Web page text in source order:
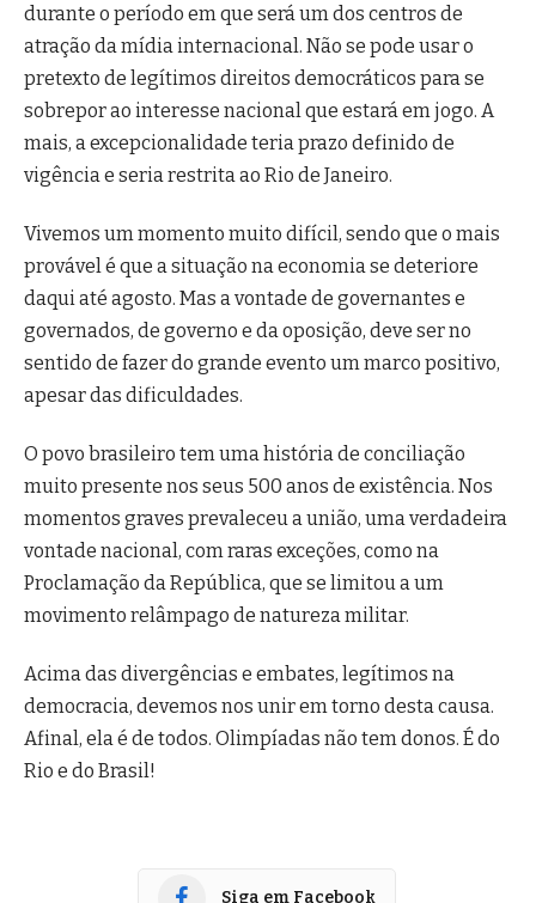
durante o período em que será um dos centros de
atração da mídia internacional. Não se pode usar o
pretexto de legítimos direitos democráticos para se
sobrepor ao interesse nacional que estará em jogo. A
mais, a excepcionalidade teria prazo definido de
vigência e seria restrita ao Rio de Janeiro.
Vivemos um momento muito difícil, sendo que o mais
provável é que a situação na economia se deteriore
daqui até agosto. Mas a vontade de governantes e
governados, de governo e da oposição, deve ser no
sentido de fazer do grande evento um marco positivo,
apesar das dificuldades.
O povo brasileiro tem uma história de conciliação
muito presente nos seus 500 anos de existência. Nos
momentos graves prevaleceu a união, uma verdadeira
vontade nacional, com raras exceções, como na
Proclamação da República, que se limitou a um
movimento relâmpago de natureza militar.
Acima das divergências e embates, legítimos na
democracia, devemos nos unir em torno desta causa.
Afinal, ela é de todos. Olimpíadas não tem donos. É do
Rio e do Brasil!
Siga em Facebook